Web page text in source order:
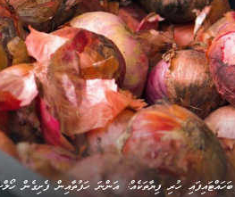
ހުރި ފިޔާތަކެއް: އަންނަ ހަފުތާއިން ފެށިގެން